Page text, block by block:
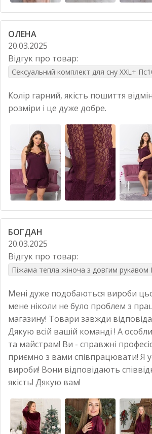
ОЛЕНА
20.03.2025
Відгук про товар:
Сексуальний комплект для сну XXL+
Колір гарний, якість пошиття
розміри і це дуже добре.
БОГДАН
20.03.2025
Відгук про товар:
Піжама тепла жіноча з довгим
Мені дуже подобаються вироби
мене ніколи не було проблем з
магазину! Товари завжди
Дякую всій вашій команді ! А
та майстрам! Ви - справжні
приємно з вами співпрацювати! Я
вироби! Вони відповідають
якість! Дякую вам!